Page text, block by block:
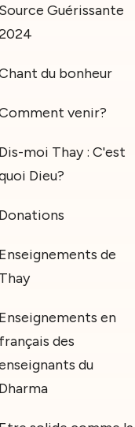
Source Guérissante
du bonheur
venir?
Dis-moi Thay : C'est
Dieu?
Donations
Enseignements de
Thay
Enseignements en
français des
du
Dharma